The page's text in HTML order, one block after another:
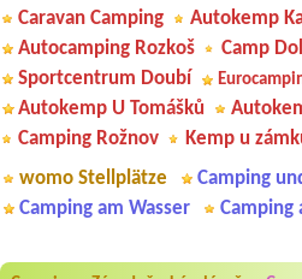
Caravan Camping
Autokemp
Autocamping Rozkoš
Camp
Sportcentrum Doubí
Autokemp U Tomášků
Camping Rožnov
Kemp u
womo Stellplätze
Camping
Camping am Wasser
Camping